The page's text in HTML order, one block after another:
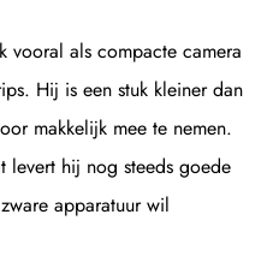
vooral als compacte camera
Hij is een stuk kleiner dan
makkelijk mee te nemen.
levert hij nog steeds goede
apparatuur wil